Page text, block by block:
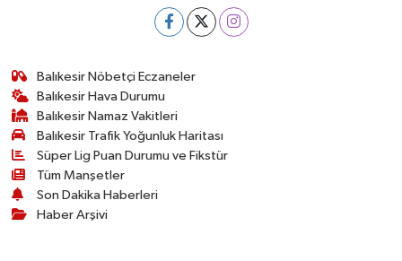
Balıkesir Nöbetçi Eczaneler
Balıkesir Hava Durumu
Balıkesir Namaz Vakitleri
Balıkesir Trafik Yoğunluk Haritası
Süper Lig Puan Durumu ve Fikstür
Tüm Manşetler
Son Dakika Haberleri
Haber Arşivi